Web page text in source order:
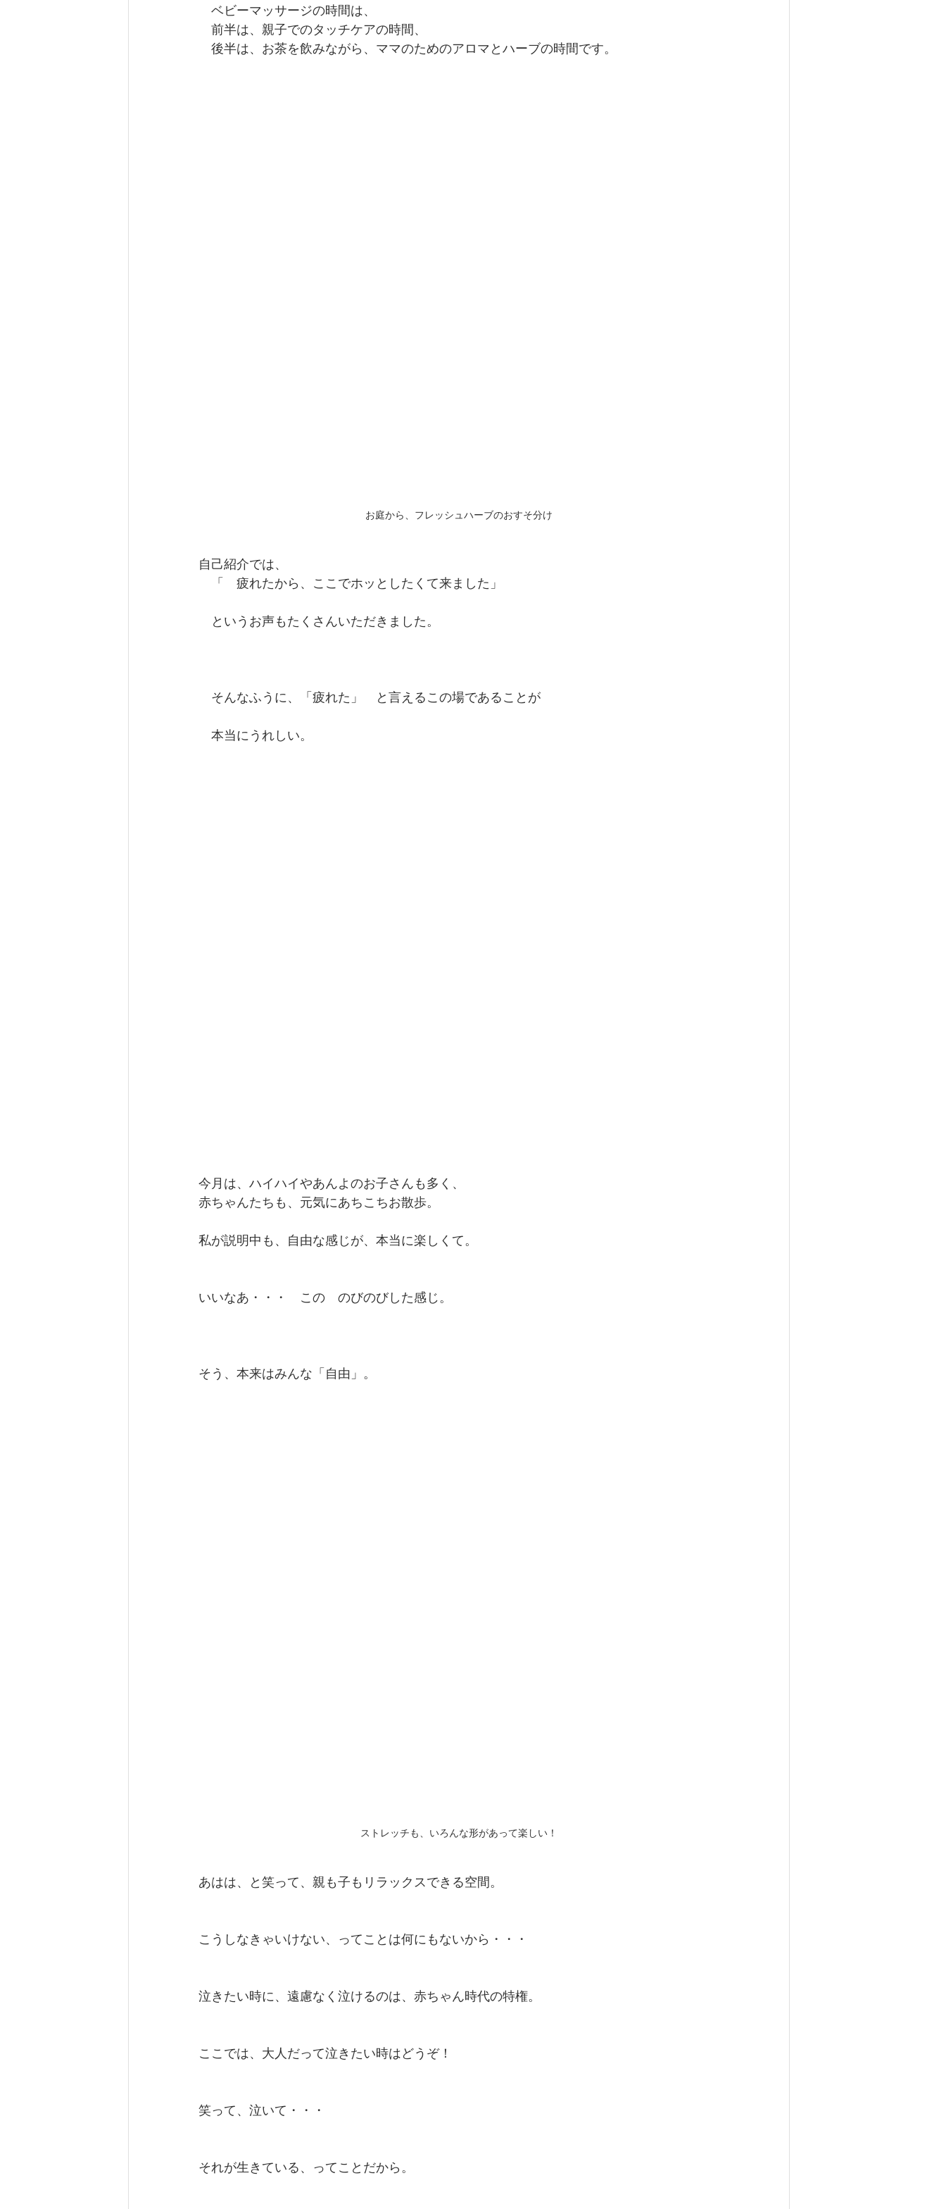
ベビーマッサージの時間は、
前半は、親子でのタッチケアの時間、
後半は、お茶を飲みながら、ママのためのアロマとハーブの時間です。
お庭から、フレッシュハーブのおすそ分け
自己紹介では、
「　疲れたから、ここでホッとしたくて来ました」
というお声もたくさんいただきました。
そんなふうに、「疲れた」　と言えるこの場であることが
本当にうれしい。
今月は、ハイハイやあんよのお子さんも多く、
赤ちゃんたちも、元気にあちこちお散歩。
私が説明中も、自由な感じが、本当に楽しくて。
いいなあ・・・　この　のびのびした感じ。
そう、本来はみんな「自由」。
ストレッチも、いろんな形があって楽しい！
あはは、と笑って、親も子もリラックスできる空間。
こうしなきゃいけない、ってことは何にもないから・・・
泣きたい時に、遠慮なく泣けるのは、赤ちゃん時代の特権。
ここでは、大人だって泣きたい時はどうぞ！
笑って、泣いて・・・
それが生きている、ってことだから。